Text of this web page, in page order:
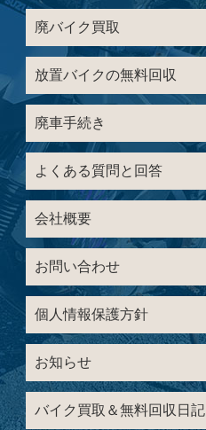
廃バイク買取
放置バイクの無料回収
廃車手続き
よくある質問と回答
会社概要
お問い合わせ
個人情報保護方針
お知らせ
バイク買取＆無料回収日記